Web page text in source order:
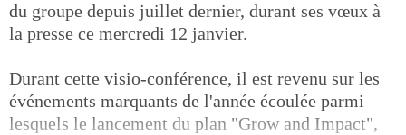
du groupe depuis juillet dernier, durant ses vœux à
la presse ce mercredi 12 janvier.
Durant cette visio-conférence, il est revenu sur les
événements marquants de l'année écoulée parmi
lesquels le lancement du plan "Grow and Impact",